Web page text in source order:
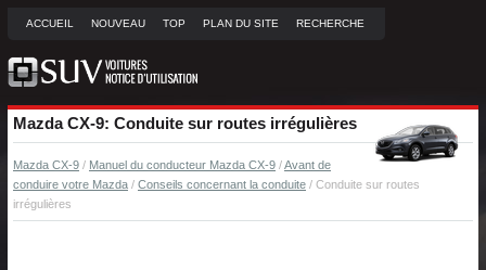
ACCUEIL NOUVEAU TOP PLAN DU SITE RECHERCHE
Mazda CX-9: Conduite sur routes irrégulières
Mazda CX-9 / Manuel du conducteur Mazda CX-9 /Avant de
conduire votre Mazda / Conseils concernant la conduite / Conduite sur routes
irrégulières